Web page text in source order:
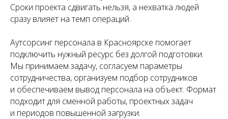
Сроки проекта сдвигать нельзя, а нехватка людей
сразу влияет на темп операций.
Аутсорсинг персонала в Красноярске помогает
подключить нужный ресурс без долгой подготовки.
Мы принимаем задачу, согласуем параметры
сотрудничества, организуем подбор сотрудников
и обеспечиваем вывод персонала на объект. Формат
подходит для сменной работы, проектных задач
и периодов повышенной загрузки.